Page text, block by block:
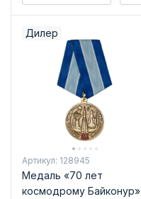
Дилер
Артикул: 128945
Медаль «70 лет
космодрому Байконур»